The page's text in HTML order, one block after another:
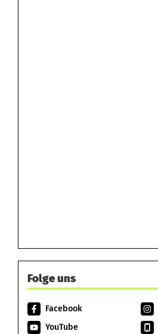
Folge uns
Facebook
YouTube